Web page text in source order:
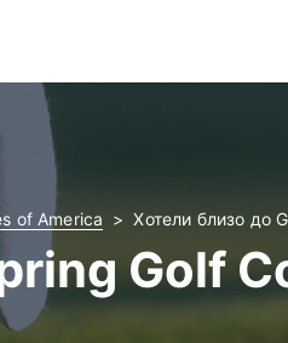
of America Хотели близо до
Golf